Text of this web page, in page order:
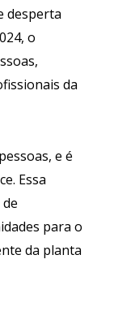
desperta
o
da
e é
Essa
para o
da planta